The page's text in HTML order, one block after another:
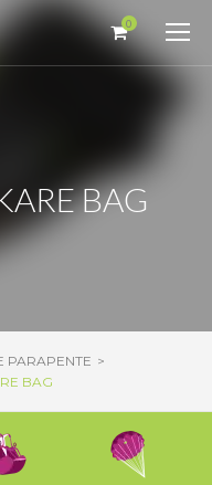
0
BAG
PARAPENTE
BAG